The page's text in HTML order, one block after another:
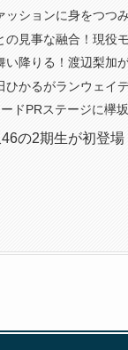
ッションに身をつつ
の見事な融合！現役
い降りる！渡辺梨加
かるがランウェイ
ドPRステージに欅
46の2期生が初登